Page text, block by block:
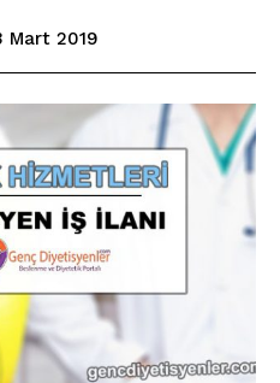
Mart 2019